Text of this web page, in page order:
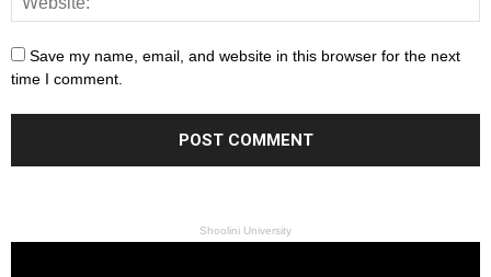
Save my name, email, and website in this browser for the next
time I comment.
Shoolini University